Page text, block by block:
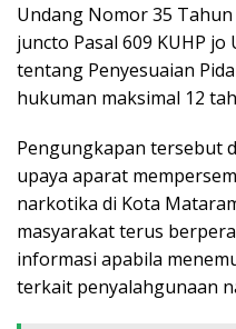
Undang Nomor 35
juncto Pasal 609 KUHP
tentang Penyesuaian
hukuman maksimal 12
Pengungkapan tersebut
upaya aparat
narkotika di Kota
masyarakat terus
informasi apabila
terkait penyalahgunaan